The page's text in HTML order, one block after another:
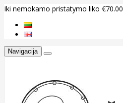
Iki nemokamo pristatymo liko €70.00
Navigacija